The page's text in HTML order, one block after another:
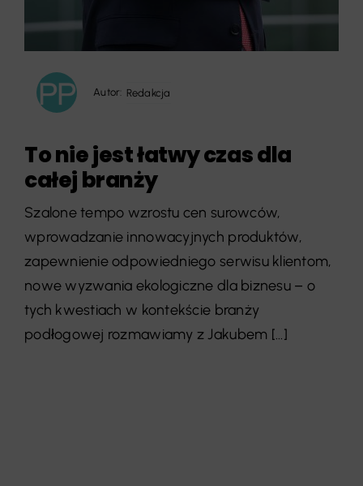
Autor: Redakcja
To nie jest łatwy czas dla
całej branży
Szalone tempo wzrostu cen surowców,
wprowadzanie innowacyjnych produktów,
zapewnienie odpowiedniego serwisu klientom,
nowe wyzwania ekologiczne dla biznesu – o
tych kwestiach w kontekście branży
podłogowej rozmawiamy z Jakubem [...]